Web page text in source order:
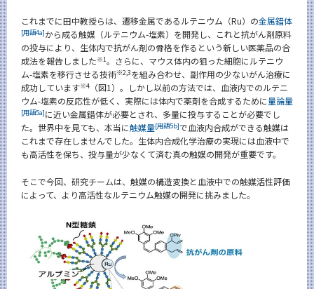
これまでに田中教授らは、遷移金属であるルテニウム（Ru）の金属錯体
[用語4a]から成る触媒（ルテニウム-塩素）を開発し、これと抗がん剤原料
の投与により、生体内で抗がん剤の骨格を作るという新しい医薬品の合
成法を報告しました※1。さらに、マウス体内の狙った細胞にルテニウ
ム-塩素を移行させる技術※2,3を組み合わせ、副作用の少ないがん治療に
成功しています※4 （図1）。しかし以前の方法では、血液内でのルテニ
ウム-塩素の反応性が低く、実際には体内で薬剤を合成するために量論量
[用語5a]に近い金属錯体が必要とされ、多量に投与することが必要でし
た。世界中を見ても、本当に触媒量[用語5b]で血液内合成ができる触媒は
これまで存在しませんでした。生体内合成化学治療の実現には血液中で
も高活性を保ち、投与量が少なくて済む真の触媒の開発が重要です。
そこで今回、研究チームは、触媒の構造変換と血液中での触媒活性評価
によって、より高活性なルテニウム触媒の開発に挑みました。